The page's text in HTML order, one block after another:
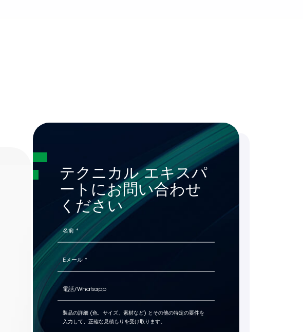
テクニカル エキスパ
ートにお問い合わせ
ください